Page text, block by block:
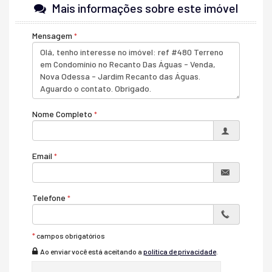
Sala de Jogos
Salão de Festas
Quadra Esportiva
Espaço Gourmet
Espaço Fitness
Portaria 24h
Medidores Individuais
Portão Eletrônico
Playground
Brinquedoteca
Quiosque Externo
Bicicletário
Pomar
Quadra de Tênis
Mais informações sobre este imóvel
Mensagem
Nome Completo
Email
Telefone
*campos obrigatórios
Ao enviar você está aceitando a política de privacidade.